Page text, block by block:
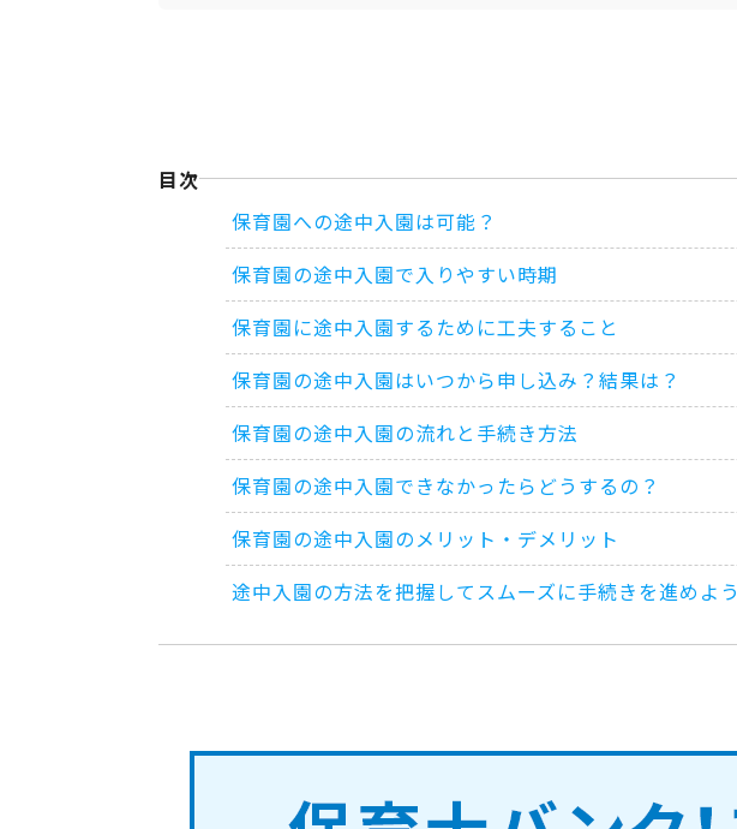
目次
保育園への途中入園は可能？
保育園の途中入園で入りやすい時期
保育園に途中入園するために工夫すること
保育園の途中入園はいつから申し込み？結果は？
保育園の途中入園の流れと手続き方法
保育園の途中入園できなかったらどうするの？
保育園の途中入園のメリット・デメリット
途中入園の方法を把握してスムーズに手続きを進めよう